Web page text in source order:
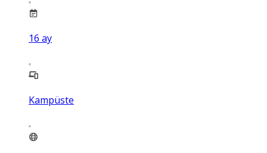
16 ay
Kampüste